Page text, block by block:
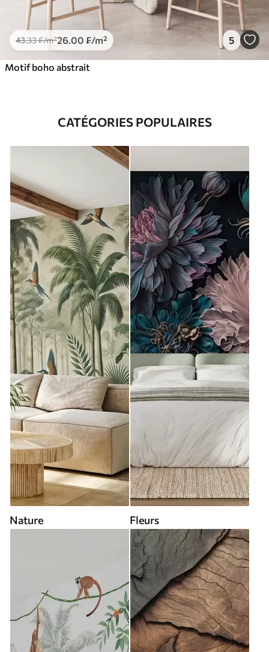
43.33₣/m²26 .00 ₣/m² 5
Motif boho abstrait
CATÉGORIES POPULAIRES
Nature Fleurs